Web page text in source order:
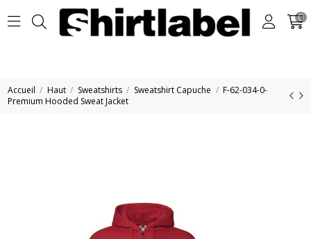
0
Accueil Haut Sweatshirts Sweatshirt Capuche
F-62-034-0-
Premium Hooded Sweat Jacket